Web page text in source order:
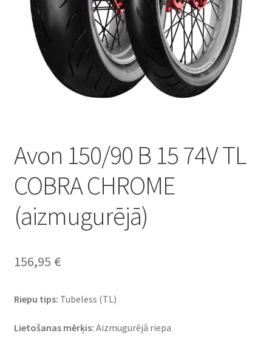
Avon 150/90 B 15 74V TL
COBRA CHROME
(aizmugurējā)
156,95 €
Riepu tips: Tubeless (TL)
Lietošanas mērķis: Aizmugurējā riepa